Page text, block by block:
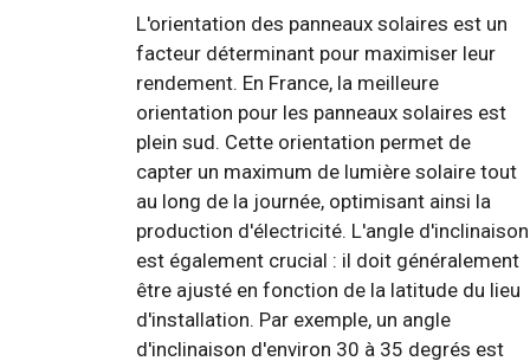
L'orientation des panneaux solaires est un
facteur déterminant pour maximiser leur
rendement. En France, la meilleure
orientation pour les panneaux solaires est
plein sud. Cette orientation permet de
capter un maximum de lumière solaire tout
au long de la journée, optimisant ainsi la
production d'électricité. L'angle d'inclinaison
est également crucial : il doit généralement
être ajusté en fonction de la latitude du lieu
d'installation. Par exemple, un angle
d'inclinaison d'environ 30 à 35 degrés est